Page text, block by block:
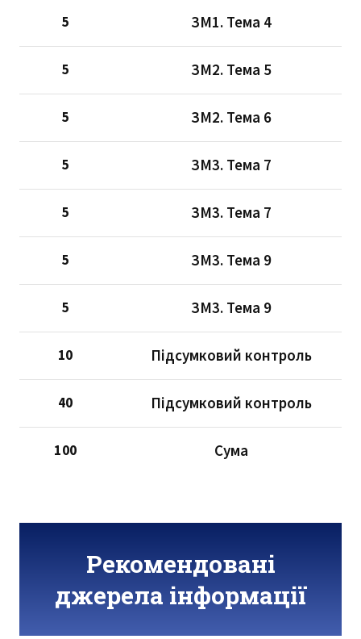
ЗМ1. Тема 4
5
ЗМ2. Тема 5
5
ЗМ2. Тема 6
5
ЗМ3. Тема 7
5
ЗМ3. Тема 7
5
ЗМ3. Тема 9
5
ЗМ3. Тема 9
5
Підсумковий контроль
10
Підсумковий контроль
40
Сума
100
Рекомендовані
джерела інформації